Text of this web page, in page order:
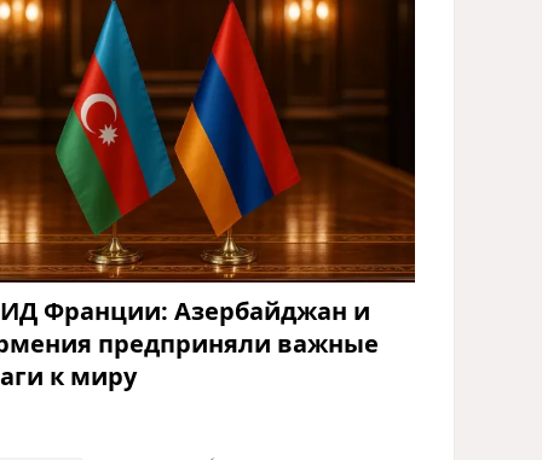
Франции: Азербайджан и
предприняли важные
к миру